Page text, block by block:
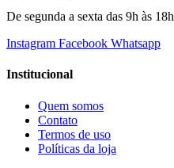
De segunda a sexta das 9h às 18h
Instagram Facebook Whatsapp
Institucional
Quem somos
Contato
Termos de uso
Políticas da loja